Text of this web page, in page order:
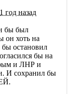
1 год назад
бы был
он хоть на
остановил
бы на
и ЛНР и
И сохранил бы